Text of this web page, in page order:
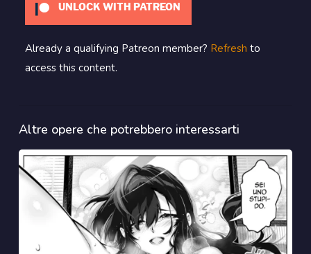
UNLOCK WITH PATREON
Already a qualifying Patreon member? Refresh to
access this content.
Altre opere che potrebbero interessarti